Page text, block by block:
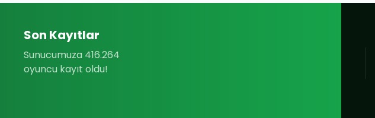
Son Kayıtlar
Sunucumuza 416.264
oyuncu kayıt oldu!